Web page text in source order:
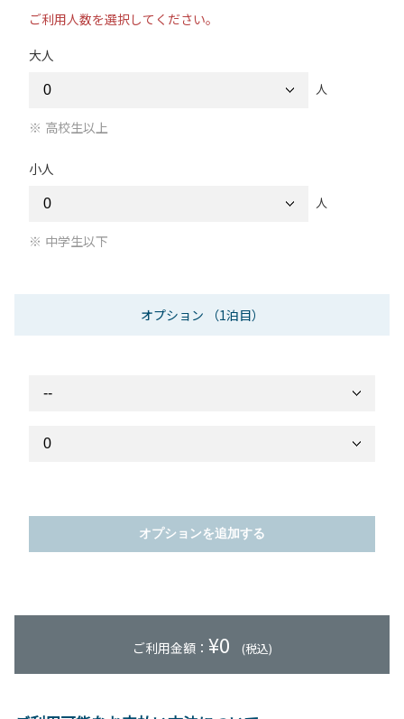
ご利用人数を選択してください。
大人
人
高校生以上
小人
人
中学生以下
オプション （1泊目）
オプションを追加する
ご利用金額： ¥0 (税込)